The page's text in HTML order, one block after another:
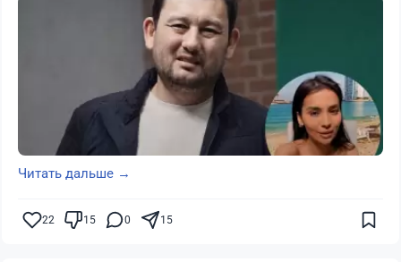
Читать дальше →
22 15 0 15